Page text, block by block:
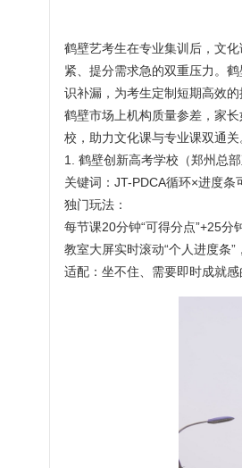
鹤壁艺考生在专业集训后，文
紧、提分需求急的双重压力。
识补漏，为考生定制短期高效
鹤壁市场上机构质量参差，家
校，助力文化课与专业课双通关
1. 鹤壁创新高考学校（郑州总部
关键词：JT-PDCA循环×进度条
独门玩法：
每节课20分钟“可得分点”+25分
教室大屏实时滚动“个人进度条
适配：坐不住、需要即时成就感